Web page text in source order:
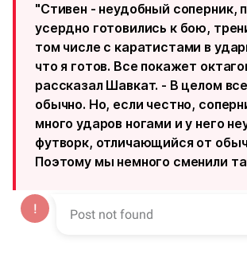
"Стивен - неудобный соперник,
усердно готовились к бою,
том числе с каратистами в
что я готов. Все покажет
рассказал Шавкат. - В целом
обычно. Но, если честно,
много ударов ногами и у него
футворк, отличающийся от
Поэтому мы немного сменили